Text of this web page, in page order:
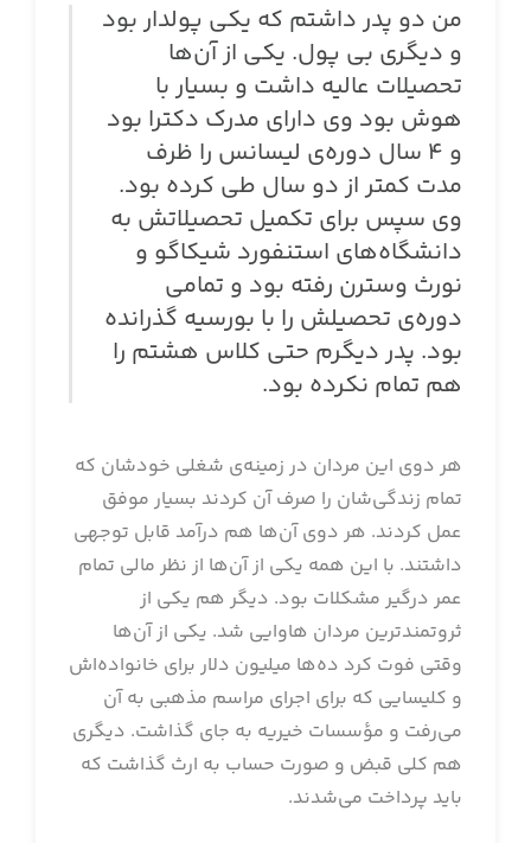
من دو پدر داشتم که یکی پولدار بود
و دیگری بی پول. یکی از آن‌ها
تحصیلات عالیه داشت و بسیار با
هوش بود وی دارای مدرک دکترا بود
و 4 سال دوره‌ی لیسانس را ظرف
مدت کمتر از دو سال طی کرده بود.
وی سپس برای تکمیل تحصیلاتش به
دانشگاه‌های استنفورد شیکاگو و
نورث وسترن رفته بود و تمامی
دوره‌ی تحصیلش را با بورسیه گذرانده
بود. پدر دیگرم حتی کلاس هشتم را
هم تمام نکرده بود.
هر دوی این مردان در زمینه‌ی شغلی خودشان که
تمام زندگی‌شان را صرف آن کردند بسیار موفق
عمل کردند. هر دوی آن‌ها هم درآمد قابل توجهی
داشتند. با این همه یکی از آن‌ها از نظر مالی تمام
عمر درگیر مشکلات بود. دیگر هم یکی از
ثروتمندترین مردان هاوایی شد. یکی از آن‌ها
وقتی فوت کرد ده‌ها میلیون دلار برای خانواده‌اش
و کلیسایی که برای اجرای مراسم مذهبی به آن
می‌رفت و مؤسسات خیریه به جای گذاشت. دیگری
هم کلی قبض و صورت حساب به ارث گذاشت که
باید پرداخت می‌شدند.